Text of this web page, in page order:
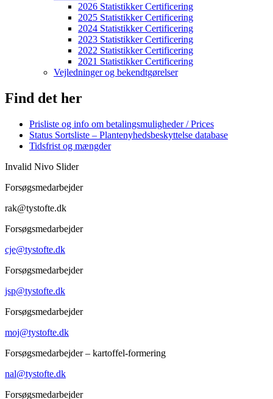
2026 Statistikker Certificering
2025 Statistikker Certificering
2024 Statistikker Certificering
2023 Statistikker Certificering
2022 Statistikker Certificering
2021 Statistikker Certificering
Vejledninger og bekendtgørelser
Find det her
Prisliste og info om betalingsmuligheder / Prices
Status Sortsliste – Plantenyhedsbeskyttelse database
Tidsfrist og mængder
Invalid Nivo Slider
Forsøgsmedarbejder
rak@tystofte.dk
Forsøgsmedarbejder
cje@tystofte.dk
Forsøgsmedarbejder
jsp@tystofte.dk
Forsøgsmedarbejder
moj@tystofte.dk
Forsøgsmedarbejder – kartoffel-formering
nal@tystofte.dk
Forsøgsmedarbejder